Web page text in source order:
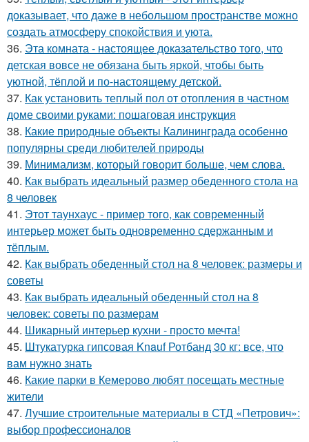
доказывает, что даже в небольшом пространстве можно
создать атмосферу спокойствия и уюта.
36. Эта комната - настоящее доказательство того, что
детская вовсе не обязана быть яркой, чтобы быть
уютной, тёплой и по-настоящему детской.
37. Как установить теплый пол от отопления в частном
доме своими руками: пошаговая инструкция
38. Какие природные объекты Калининграда особенно
популярны среди любителей природы
39. Минимализм, который говорит больше, чем слова.
40. Как выбрать идеальный размер обеденного стола на
8 человек
41. Этот таунхаус - пример того, как современный
интерьер может быть одновременно сдержанным и
тёплым.
42. Как выбрать обеденный стол на 8 человек: размеры и
советы
43. Как выбрать идеальный обеденный стол на 8
человек: советы по размерам
44. Шикарный интерьер кухни - просто мечта!
45. Штукатурка гипсовая Knauf Ротбанд 30 кг: все, что
вам нужно знать
46. Какие парки в Кемерово любят посещать местные
жители
47. Лучшие строительные материалы в СТД «Петрович»:
выбор профессионалов